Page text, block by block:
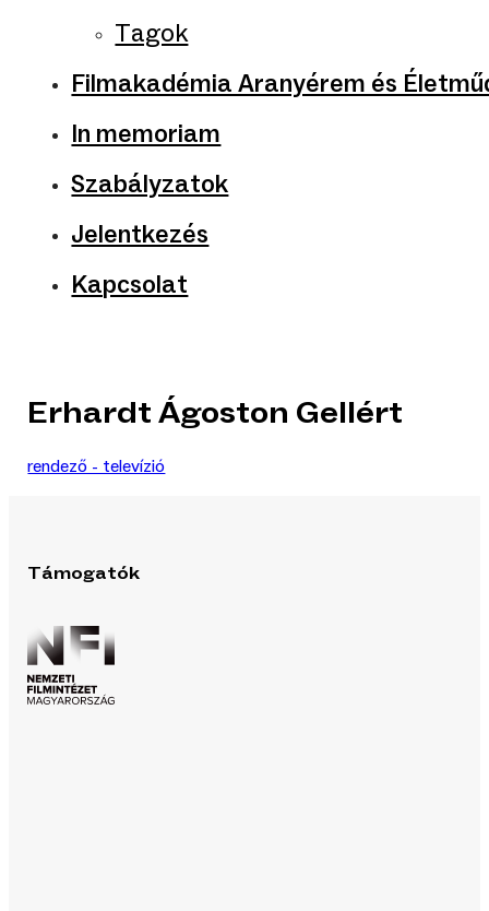
Tagok
Filmakadémia Aranyérem és
In memoriam
Szabályzatok
Jelentkezés
Kapcsolat
Erhardt Ágoston Gellért
rendező - televízió
Támogatók